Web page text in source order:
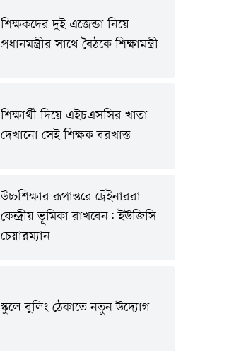
শিক্ষকদের দুই এজেন্ডা নিয়ে
প্রধানমন্ত্রীর সাথে বৈঠকে শিক্ষামন্ত্রী
শিক্ষার্থী দিয়ে এইচএসসির খাতা
দেখানো সেই শিক্ষক বরখাস্ত
উচ্চশিক্ষার রূপান্তরে ট্রেইনাররা
কেন্দ্রীয় ভূমিকা রাখবেন: ইউজিসি
চেয়ারম্যান
স্কুলে বুলিং ঠেকাতে নতুন উদ্যোগ